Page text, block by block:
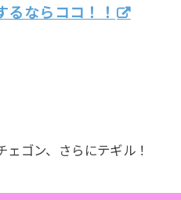
るならココ！！
ゴン、さらにテギル！